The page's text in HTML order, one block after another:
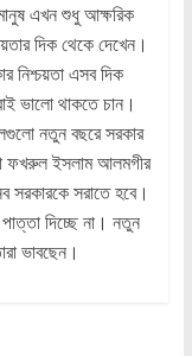
এখন শুধু আক্ষরিক
দিক থেকে দেখেন।
নিশ্চয়তা এসব দিক
ভালো থাকতে চান।
নতুন বছরে সরকার
ফখরুল ইসলাম আলমগীর
সরকারকে সরাতে হবে।
দিচ্ছে না। নতুন
ভাবছেন।